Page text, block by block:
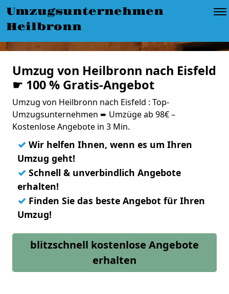
Umzugsunternehmen
Heilbronn
Umzug von Heilbronn nach Eisfeld
☛ 100 % Gratis-Angebot
Umzug von Heilbronn nach Eisfeld : Top-
Umzugsunternehmen ➨ Umzüge ab 98€ –
Kostenlose Angebote in 3 Min.
✓ Wir helfen Ihnen, wenn es um Ihren
Umzug geht!
✓ Schnell & unverbindlich Angebote
erhalten!
✓ Finden Sie das beste Angebot für Ihren
Umzug!
blitzschnell kostenlose Angebote
erhalten